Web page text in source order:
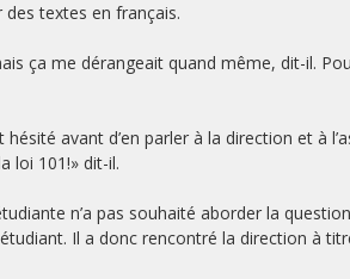
textes en français.
ça me dérangeait quand même, dit-il.
avant d’en parler à la direction et à
loi 101!» dit-il.
n’a pas souhaité aborder la
Il a donc rencontré la direction à